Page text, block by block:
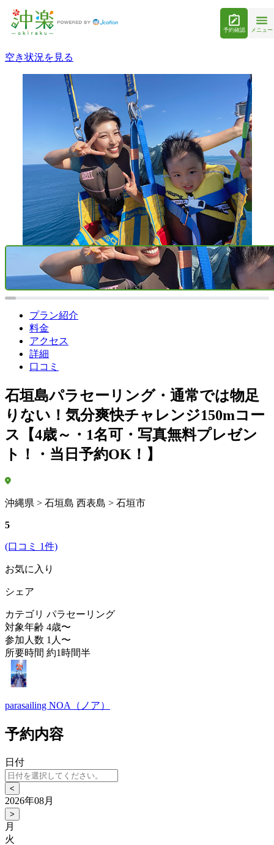
予約確認 メニュー
空き状況を見る
プラン紹介
料金
アクセス
詳細
口コミ
石垣島パラセーリング・通常では物足
りない！気分爽快チャレンジ150mコー
ス【4歳～・1名可・写真無料プレゼン
ト！・当日予約OK！】
沖縄県 > 石垣島 西表島 > 石垣市
5
(口コミ 1件)
お気に入り
シェア
カテゴリ パラセーリング
対象年齢 4歳〜
参加人数 1人〜
所要時間 約1時間半
parasailing NOA（ノア）
予約内容
日付
<
2026年08月
>
月
火